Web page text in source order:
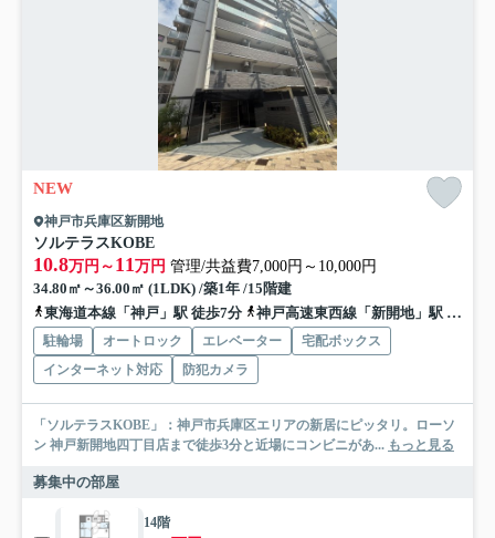
NEW
神戸市兵庫区新開地
ソルテラスKOBE
10.8万円～ 11 万円 管理/共益費7,000円～10,000円
34.80㎡～36.00㎡ (1LDK) /築1年 /15階建
東海道本線「神戸」駅 徒歩7分
神戸高速東西線「新開地」駅 徒歩4分
駐輪場 オートロック エレベーター
宅配ボックス
インターネット対応
防犯カメラ
「ソルテラスKOBE」：神戸市兵庫区エリアの新居にピッタリ。ローソ
ン 神戸新開地四丁目店まで徒歩3分と近場にコンビニがあ... もっと見る
募集中の部屋
14階